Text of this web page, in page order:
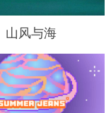
山风与海